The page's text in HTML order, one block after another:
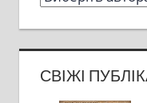
СВІЖІ